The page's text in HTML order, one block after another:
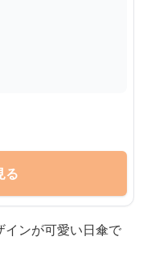
る
インが可愛い日傘で